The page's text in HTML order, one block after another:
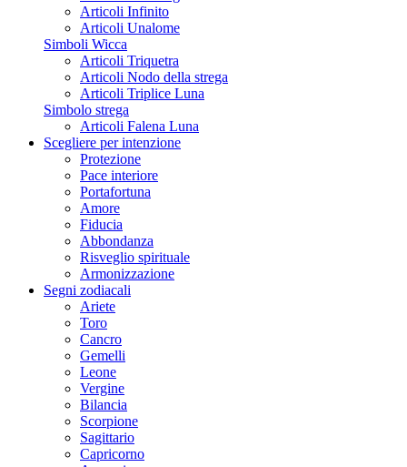
Articoli Infinito
Articoli Unalome
Simboli Wicca
Articoli Triquetra
Articoli Nodo della strega
Articoli Triplice Luna
Simbolo strega
Articoli Falena Luna
Scegliere per intenzione
Protezione
Pace interiore
Portafortuna
Amore
Fiducia
Abbondanza
Risveglio spirituale
Armonizzazione
Segni zodiacali
Ariete
Toro
Cancro
Gemelli
Leone
Vergine
Bilancia
Scorpione
Sagittario
Capricorno